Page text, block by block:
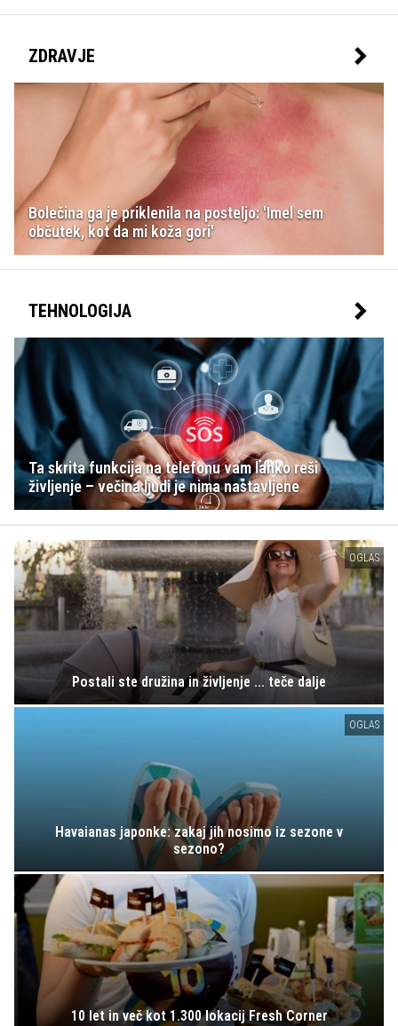
ZDRAVJE
Bolečina ga je priklenila na posteljo: 'Imel sem
občutek, kot da mi koža gori'
TEHNOLOGIJA
Ta skrita funkcija na telefonu vam lahko reši
življenje – večina ljudi je nima nastavljene
OGLAS
Postali ste družina in življenje ... teče dalje
OGLAS
Havaianas japonke: zakaj jih nosimo iz sezone v
sezono?
10 let in več kot 1.300 lokacij Fresh Corner